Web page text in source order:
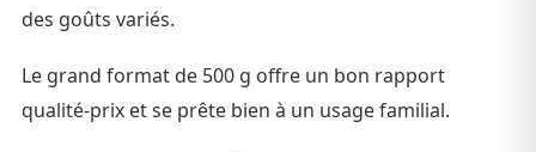
des goûts variés.
Le grand format de 500 g offre un bon rapport
qualité-prix et se prête bien à un usage familial.